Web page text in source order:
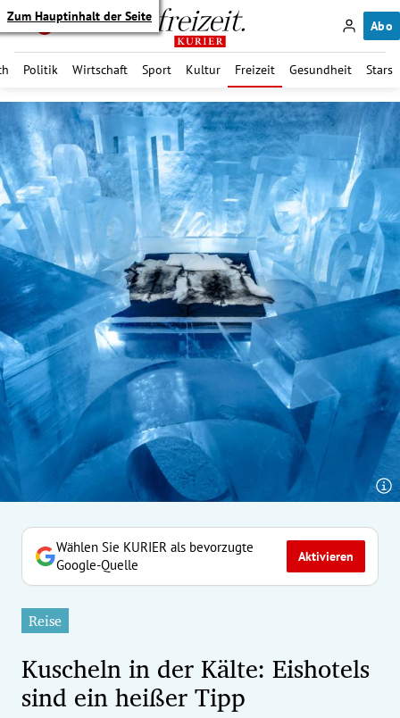
Zum Hauptinhalt der Seite
Abo
Politik Wirtschaft Sport Kultur Freizeit Gesundheit Stars
Untermenü
Untermenü
Untermenü
Untermenü
Untermenü
Untermenü
Untermenü
Untermenü
Wählen Sie KURIER als bevorzugte
Google-Quelle
Aktivieren
Reise
Kuscheln in der Kälte: Eishotels
sind ein heißer Tipp